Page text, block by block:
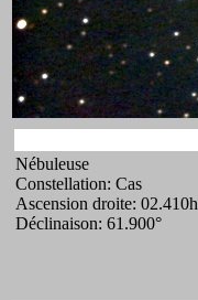
Nébuleuse
Constellation: Cas
Ascension droite: 02.410h
Déclinaison: 61.900°